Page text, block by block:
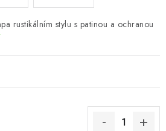
a odstoupení od smlouvy
rustikálním stylu s patinou a ochranou